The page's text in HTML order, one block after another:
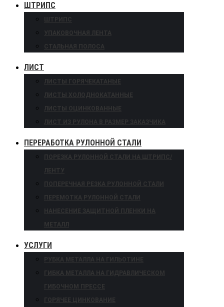
ШТРИПС
ШТРИПС
УПАКОВОЧНАЯ ЛЕНТА
СТАЛЬНАЯ ПОЛОСА
ЛИСТ
ЛИСТЫ ГОРЯЧЕКАТАНЫЕ
ЛИСТЫ ХОЛОДНОКАТАННЫЕ
ЛИСТЫ ОЦИНКОВАННЫЕ
ЛИСТ ИЗ РУЛОНА В РАЗМЕР ЗАКАЗЧИКА
ПЕРЕРАБОТКА РУЛОННОЙ СТАЛИ
ПОРЕЗКА РУЛОННОЙ СТАЛИ НА ШТРИПС/
ЛЕНТУ
ПОПЕРЕЧНАЯ РЕЗКА РУЛОННОЙ СТАЛИ
ПЕРЕМОТКА РУЛОННОЙ СТАЛИ
НАНЕСЕНИЕ ЗАЩИТНОЙ ПЛЕНКИ НА
МЕТАЛЛ
УСЛУГИ
РУБКА МЕТАЛЛА НА ГИЛЬОТИНЕ
ГИБКА МЕТАЛЛА НА ГИДРАВЛИЧЕСКОМ
ГИБОЧНОМ ПРЕССЕ
ГОРЯЧЕЕ ЦИНКОВАНИЕ